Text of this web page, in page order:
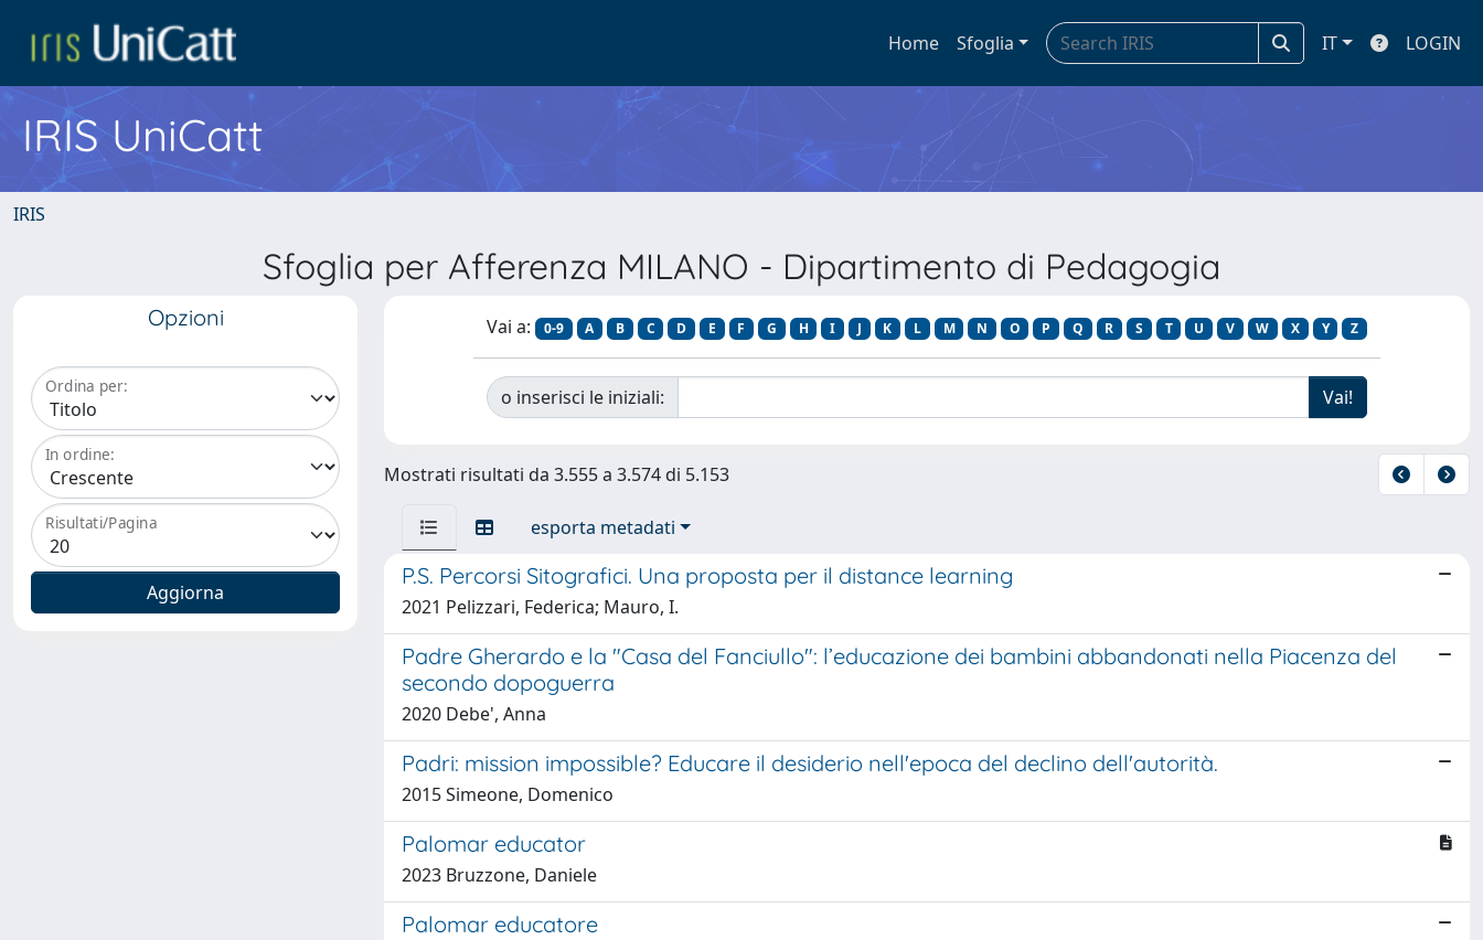
Home Sfoglia IT LOGIN
IRIS UniCatt
IRIS
Sfoglia per Afferenza MILANO - Dipartimento di Pedagogia
Opzioni
Ordina per:
In ordine:
Risultati/Pagina
Vai a: 0-9 A B C D E F G H I J K L M N O P Q R S T U V W X Y Z
o inserisci le iniziali:
Mostrati risultati da 3.555 a 3.574 di 5.153
esporta metadati
P.S. Percorsi Sitografici. Una proposta per il distance learning
2021 Pelizzari, Federica; Mauro, I.
Padre Gherardo e la "Casa del Fanciullo": l’educazione dei bambini abbandonati nella Piacenza del
secondo dopoguerra
2020 Debe', Anna
Padri: mission impossible? Educare il desiderio nell'epoca del declino dell'autorità.
2015 Simeone, Domenico
Palomar educator
2023 Bruzzone, Daniele
Palomar educatore